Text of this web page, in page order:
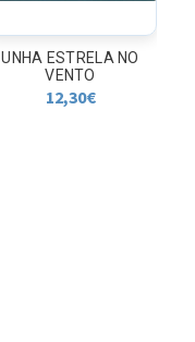
UNHA ESTRELA NO
VENTO
12,30€